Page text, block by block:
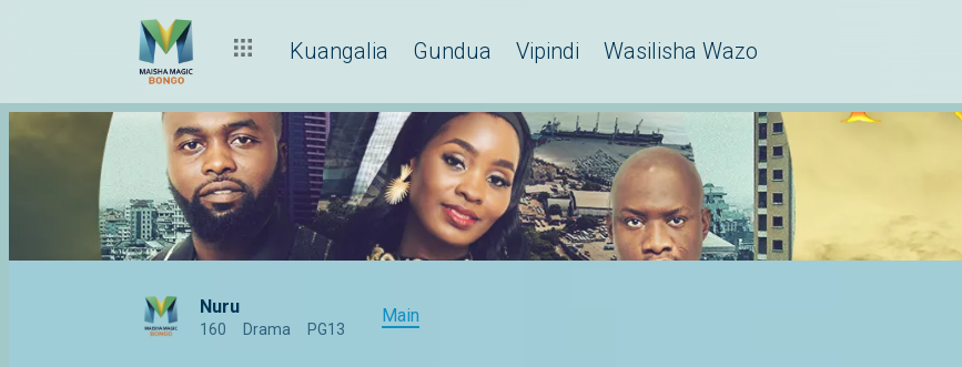
Kuangalia Gundua Vipindi Wasilisha Wazo
Nuru
160 Drama PG13
Main